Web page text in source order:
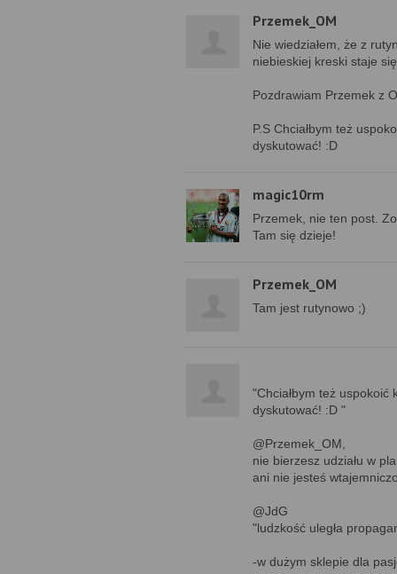
Przemek_OM
Nie wiedziałem, że z
niebieskiej kreski staje
Pozdrawiam Przemek z
P.S Chciałbym też
dyskutować! :D
magic10rm
Przemek, nie ten post.
Tam się dzieje!
Przemek_OM
Tam jest rutynowo ;)
"Chciałbym też
dyskutować! :D "
@Przemek_OM,
nie bierzesz udziału w
ani nie jesteś
@JdG
"ludzkość uległa
-w dużym sklepie dla